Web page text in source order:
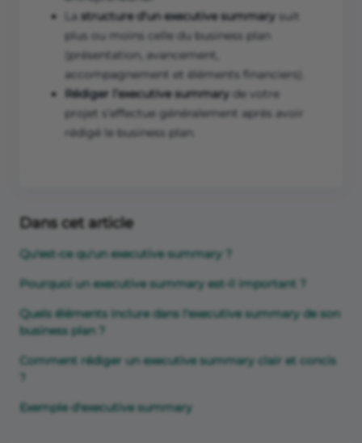
La structure d'un executive summary suit
plus ou moins celle du business plan
(présentation, avancement,
accompagnement et éléments financiers).
Rédiger l’executive summary de votre
projet s’effectue généralement après avoir
rédigé le business plan.
Dans cet article
Qu'est-ce qu'un executive summary ?
Pourquoi un executive summary est-il important ?
Quels éléments inclure dans l'executive summary de son
business plan ?
Comment rédiger un executive summary clair et concis
?
Exemple d'executive summary